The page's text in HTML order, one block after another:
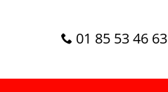
01 85 53 46 63